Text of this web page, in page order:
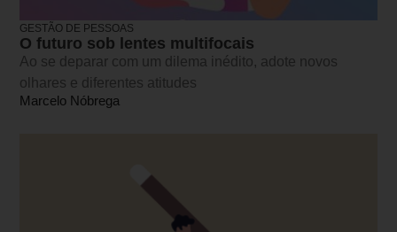
GESTÃO DE PESSOAS
O futuro sob lentes multifocais
Ao se deparar com um dilema inédito, adote novos
olhares e diferentes atitudes
Marcelo Nóbrega